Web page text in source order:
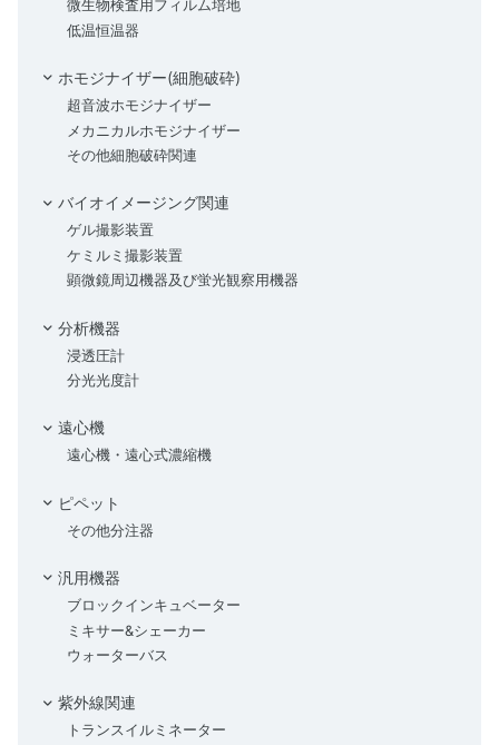
微生物検査用フィルム培地
低温恒温器
ホモジナイザー(細胞破砕)
超音波ホモジナイザー
メカニカルホモジナイザー
その他細胞破砕関連
バイオイメージング関連
ゲル撮影装置
ケミルミ撮影装置
顕微鏡周辺機器及び蛍光観察用機器
分析機器
浸透圧計
分光光度計
遠心機
遠心機・遠心式濃縮機
ピペット
その他分注器
汎用機器
ブロックインキュベーター
ミキサー&シェーカー
ウォーターバス
紫外線関連
トランスイルミネーター